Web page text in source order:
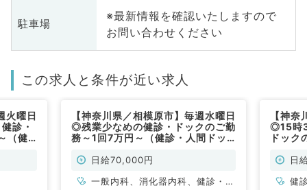
駐車場
※最新情報を確認いたしますので
お問い合わせください
この求人と条件が近い求人
火曜日
診・
（健
【神奈川県／相模原市】毎週水曜日
◎残業少なめの健診・ドックのご勤
務～1回7万円～（健診・人間ドッ
日給70,000円
一般内科、消化器内科、健診・人
【神
◎15時
ドック
日
健